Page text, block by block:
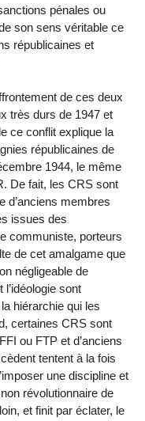
pénales ou
son sens véritable ce
républicaines et
de ces deux
très durs de 1947 et
ce conflit explique la
républicaines de
1944, le même
De fait, les CRS sont
d’anciens membres
issues des
communiste, porteurs
de cet amalgame que
négligeable de
sont
hiérarchie qui les
certaines CRS sont
ou FTP et d’anciens
tentent à la fois
une discipline et
révolutionnaire de
et finit par éclater, le